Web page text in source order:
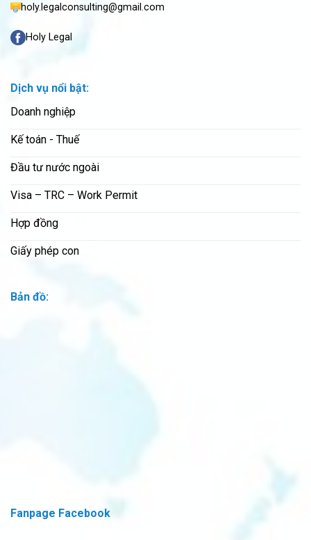
holy.legalconsulting@gmail.com
Holy Legal
Dịch vụ nổi bật:
Doanh nghiệp
Kế toán - Thuế
Đầu tư nước ngoài
Visa – TRC – Work Permit
Hợp đồng
Giấy phép con
Bản đồ:
Fanpage Facebook